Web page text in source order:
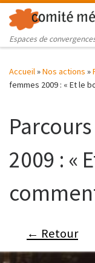
Skip to content
Espaces de
Accueil»Nos actions »
femmes 2009 : « Et le
2009 : «
← Retour